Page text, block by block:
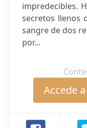
impredecibles.
secretos llenos
sangre de dos
por...
Accede